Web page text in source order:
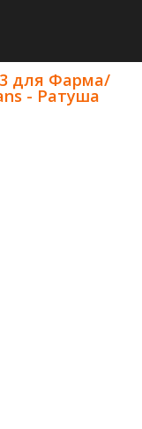
для Фарма/
- Ратуша